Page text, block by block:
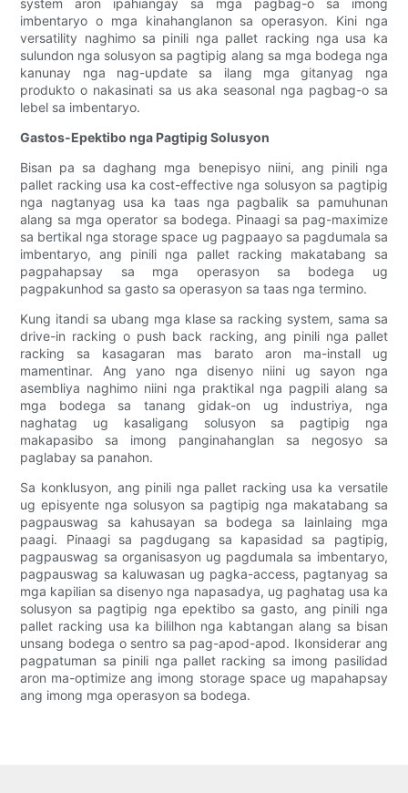
system aron ipahiangay sa mga pagbag-o sa imong
imbentaryo o mga kinahanglanon sa operasyon. Kini nga
versatility naghimo sa pinili nga pallet racking nga usa ka
sulundon nga solusyon sa pagtipig alang sa mga bodega nga
kanunay nga nag-update sa ilang mga gitanyag nga
produkto o nakasinati sa us aka seasonal nga pagbag-o sa
lebel sa imbentaryo.
Gastos-Epektibo nga Pagtipig Solusyon
Bisan pa sa daghang mga benepisyo niini, ang pinili nga
pallet racking usa ka cost-effective nga solusyon sa pagtipig
nga nagtanyag usa ka taas nga pagbalik sa pamuhunan
alang sa mga operator sa bodega. Pinaagi sa pag-maximize
sa bertikal nga storage space ug pagpaayo sa pagdumala sa
imbentaryo, ang pinili nga pallet racking makatabang sa
pagpahapsay sa mga operasyon sa bodega ug
pagpakunhod sa gasto sa operasyon sa taas nga termino.
Kung itandi sa ubang mga klase sa racking system, sama sa
drive-in racking o push back racking, ang pinili nga pallet
racking sa kasagaran mas barato aron ma-install ug
mamentinar. Ang yano nga disenyo niini ug sayon ​​nga
asembliya naghimo niini nga praktikal nga pagpili alang sa
mga bodega sa tanang gidak-on ug industriya, nga
naghatag ug kasaligang solusyon sa pagtipig nga
makapasibo sa imong panginahanglan sa negosyo sa
paglabay sa panahon.
Sa konklusyon, ang pinili nga pallet racking usa ka versatile
ug episyente nga solusyon sa pagtipig nga makatabang sa
pagpauswag sa kahusayan sa bodega sa lainlaing mga
paagi. Pinaagi sa pagdugang sa kapasidad sa pagtipig,
pagpauswag sa organisasyon ug pagdumala sa imbentaryo,
pagpauswag sa kaluwasan ug pagka-access, pagtanyag sa
mga kapilian sa disenyo nga napasadya, ug paghatag usa ka
solusyon sa pagtipig nga epektibo sa gasto, ang pinili nga
pallet racking usa ka bililhon nga kabtangan alang sa bisan
unsang bodega o sentro sa pag-apod-apod. Ikonsiderar ang
pagpatuman sa pinili nga pallet racking sa imong pasilidad
aron ma-optimize ang imong storage space ug mapahapsay
ang imong mga operasyon sa bodega.